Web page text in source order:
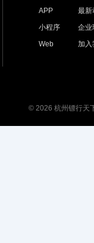
APP
小程序
Web
最新
企业
加入
© 2026 杭州镖行天